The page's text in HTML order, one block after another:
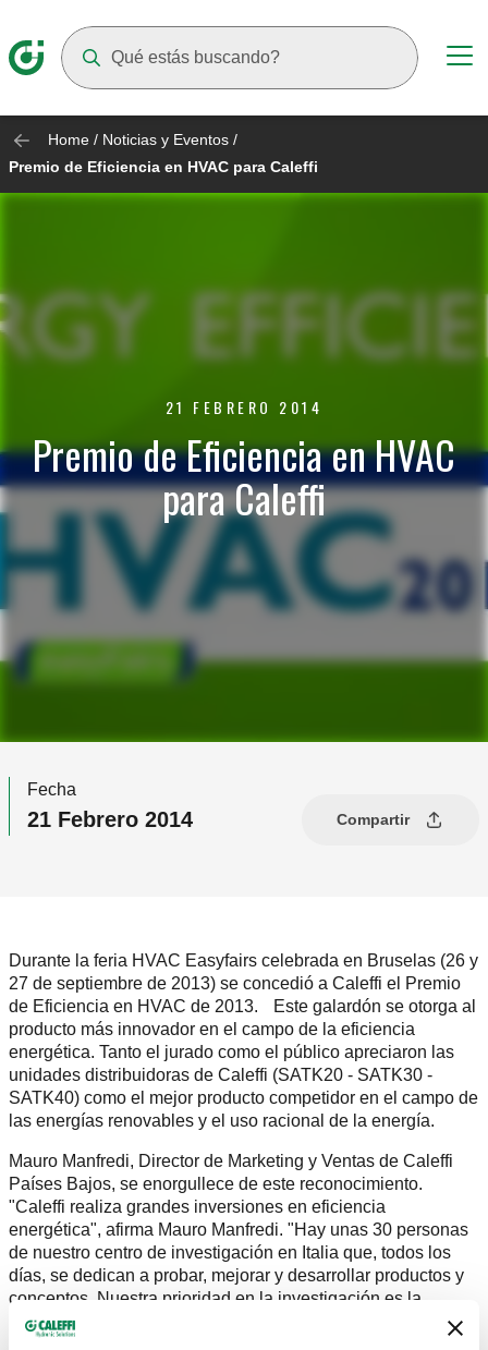
Home / Noticias y Eventos /
Premio de Eficiencia en HVAC para Caleffi
21 FEBRERO 2014
Premio de Eficiencia en HVAC
para Caleffi
Fecha
21 Febrero 2014 Compartir
Durante la feria HVAC Easyfairs celebrada en Bruselas (26 y
27 de septiembre de 2013) se concedió a Caleffi el Premio
de Eficiencia en HVAC de 2013. Este galardón se otorga al
producto más innovador en el campo de la eficiencia
energética. Tanto el jurado como el público apreciaron las
unidades distribuidoras de Caleffi (SATK20 - SATK30 -
SATK40) como el mejor producto competidor en el campo de
las energías renovables y el uso racional de la energía.
Mauro Manfredi, Director de Marketing y Ventas de Caleffi
Países Bajos, se enorgullece de este reconocimiento.
"Caleffi realiza grandes inversiones en eficiencia
energética", afirma Mauro Manfredi. "Hay unas 30 personas
de nuestro centro de investigación en Italia que, todos los
días, se dedican a probar, mejorar y desarrollar productos y
conceptos. Nuestra prioridad en la investigación es la
sostenibilidad y el uso racional de la energía. Las unidades
distribuidoras que fabricamos son uno de nuestros productos